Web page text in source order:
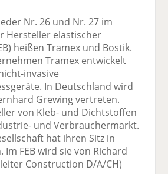
Nr. 26 und Nr. 27 im
Hersteller elastischer
heißen Tramex und Bostik.
Tramex entwickelt
invasive
In Deutschland wird
Grewing vertreten.
von Kleb- und Dichtstoffen
und Verbrauchermarkt.
hat ihren Sitz in
Im FEB wird sie von Richard
Construction D/A/CH)